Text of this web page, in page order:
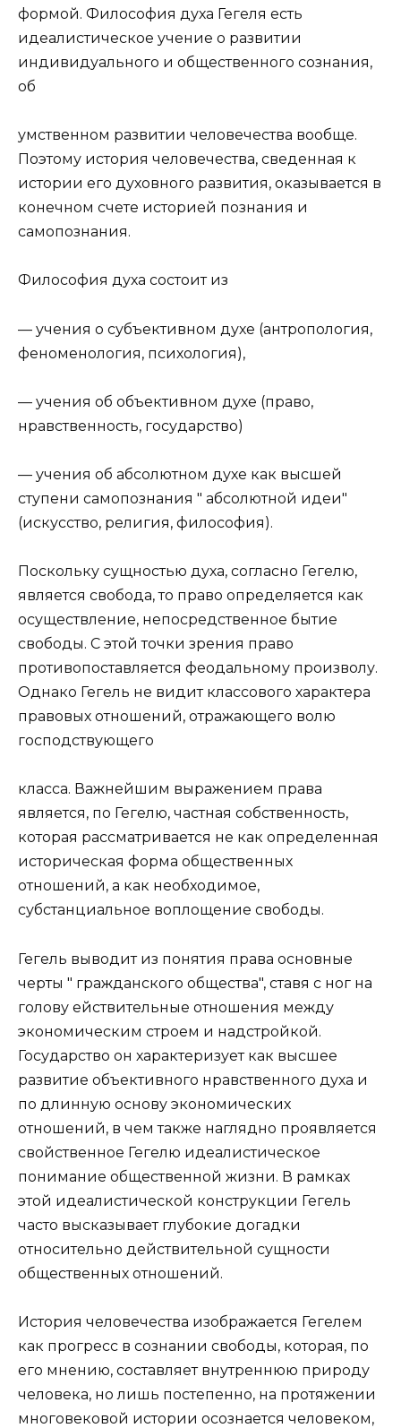
формой. Философия духа Гегеля есть
идеалистическое учение о развитии
индивидуального и общественного сознания,
об
умственном развитии человечества вообще.
Поэтому история человечества, сведенная к
истории его духовного развития, оказывается в
конечном счете историей познания и
самопознания.
Философия духа состоит из
— учения о субъективном духе (антропология,
феноменология, психология),
— учения об объективном духе (право,
нравственность, государство)
— учения об абсолютном духе как высшей
ступени самопознания " абсолютной идеи"
(искусство, религия, философия).
Поскольку сущностью духа, согласно Гегелю,
является свобода, то право определяется как
осуществление, непосредственное бытие
свободы. С этой точки зрения право
противопоставляется феодальному произволу.
Однако Гегель не видит классового характера
правовых отношений, отражающего волю
господствующего
класса. Важнейшим выражением права
является, по Гегелю, частная собственность,
которая рассматривается не как определенная
историческая форма общественных
отношений, а как необходимое,
субстанциальное воплощение свободы.
Гегель выводит из понятия права основные
черты " гражданского общества", ставя с ног на
голову ействительные отношения между
экономическим строем и надстройкой.
Государство он характеризует как высшее
развитие объективного нравственного духа и
по длинную основу экономических
отношений, в чем также наглядно проявляется
свойственное Гегелю идеалистическое
понимание общественной жизни. В рамках
этой идеалистической конструкции Гегель
часто высказывает глубокие догадки
относительно действительной сущности
общественных отношений.
История человечества изображается Гегелем
как прогресс в сознании свободы, которая, по
его мнению, составляет внутреннюю природу
человека, но лишь постепенно, на протяжении
многовековой истории осознается человеком,